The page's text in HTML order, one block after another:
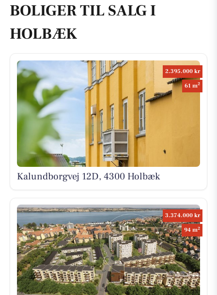
BOLIGER TIL SALG I
HOLBÆK
2.395.000 kr
61 m2
Kalundborgvej 12D, 4300 Holbæk
3.374.000 kr
94 m2